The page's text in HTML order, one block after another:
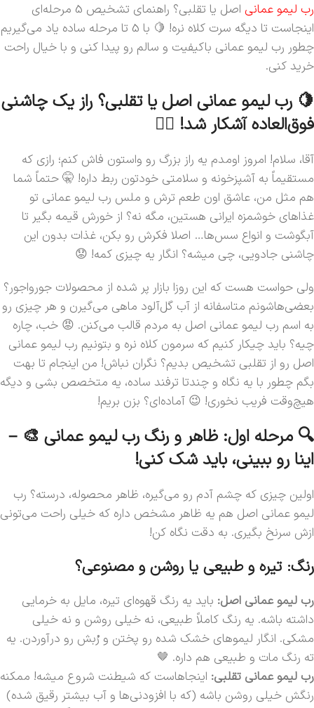
رب لیمو عمانی
اصل یا تقلبی؟ راهنمای تشخیص 5 مرحله‌ای
اینجاست تا دیگه سرت کلاه نره! 🍋 با 5 تا مرحله ساده یاد می‌گیریم
چطور رب لیمو عمانی باکیفیت و سالم رو پیدا کنی و با خیال راحت
خرید کنی.
🍋 رب لیمو عمانی اصل یا تقلبی؟ راز یک چاشنی
فوق‌العاده آشکار شد! 🕵️‍♀️
آقا، سلام! امروز اومدم یه راز بزرگ رو واستون فاش کنم؛ رازی که
مستقیماً به آشپزخونه و سلامتی خودتون ربط داره! 🤫 حتماً شما
هم مثل من، عاشق اون طعم ترش و ملس رب لیمو عمانی تو
غذاهای خوشمزه ایرانی هستین، مگه نه؟ از خورش قیمه بگیر تا
آبگوشت و انواع سس‌ها… اصلا فکرش رو بکن، غذات بدون این
چاشنی جادویی، چی میشه؟ انگار یه چیزی کمه! 😟
ولی حواست هست که این روزا بازار پر شده از محصولات جورواجور؟
بعضی‌هاشونم متاسفانه از آب گل‌آلود ماهی می‌گیرن و هر چیزی رو
به اسم رب لیمو عمانی اصل به مردم قالب می‌کنن. 😡 خب، چاره
چیه؟ باید چیکار کنیم که سرمون کلاه نره و بتونیم رب لیمو عمانی
اصل رو از تقلبی تشخیص بدیم؟ نگران نباش! من اینجام تا بهت
بگم چطور با یه نگاه و چندتا ترفند ساده، یه متخصص بشی و دیگه
هیچ‌وقت فریب نخوری! 😉 آماده‌ای؟ بزن بریم!
🔍 مرحله اول: ظاهر و رنگ رب لیمو عمانی 🎨 –
اینا رو ببینی، باید شک کنی!
اولین چیزی که چشم آدم رو می‌گیره، ظاهر محصوله، درسته؟ رب
لیمو عمانی اصل هم یه ظاهر مشخص داره که خیلی راحت می‌تونی
ازش سرنخ بگیری. به دقت نگاه کن!
رنگ: تیره و طبیعی یا روشن و مصنوعی؟
رب لیمو عمانی اصل: باید یه رنگ قهوه‌ای تیره، مایل به خرمایی
داشته باشه. یه رنگ کاملاً طبیعی، نه خیلی روشن و نه خیلی
مشکی. انگار لیموهای خشک شده رو پختن و رُبش رو درآوردن. یه
ته رنگ مات و طبیعی هم داره. 🤎
رب لیمو عمانی تقلبی: اینجاهاست که شیطنت شروع میشه! ممکنه
رنگش خیلی روشن باشه (که با افزودنی‌ها و آب بیشتر رقیق شده)